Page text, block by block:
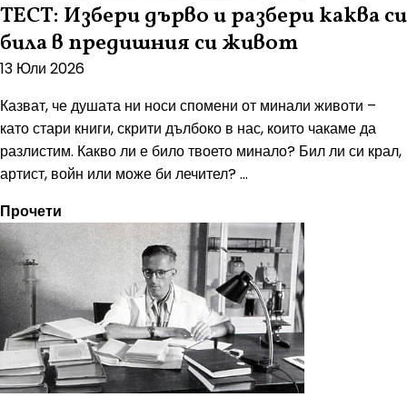
ТЕСТ: Избери дърво и разбери каква си
била в предишния си живот
13 Юли 2026
Казват, че душата ни носи спомени от минали животи –
като стари книги, скрити дълбоко в нас, които чакаме да
разлистим. Какво ли е било твоето минало? Бил ли си крал,
артист, войн или може би лечител? ...
Прочети